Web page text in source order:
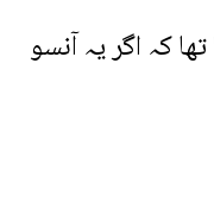
کہ اگر یہ آنسو